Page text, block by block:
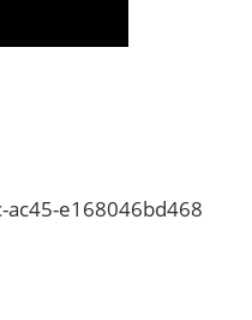
e168046bd468